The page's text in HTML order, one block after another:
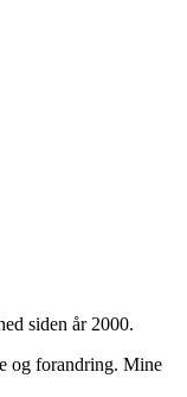
siden år 2000.
og forandring. Mine